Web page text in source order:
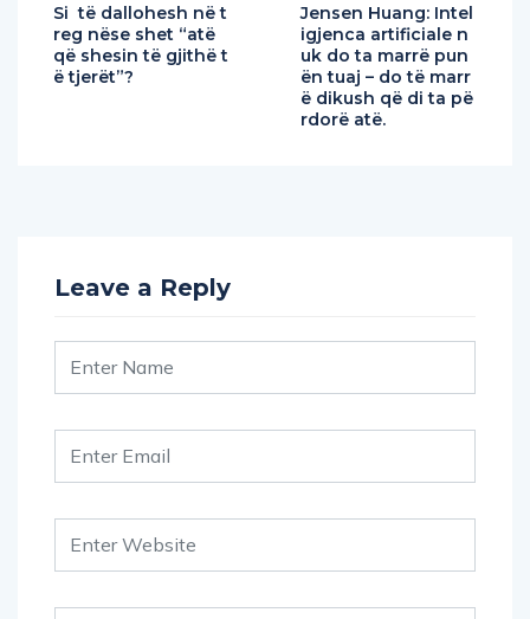
Si të dallohesh në t
reg nëse shet “atë
që shesin të gjithë t
ë tjerët”?
Jensen Huang: Intel
igjenca artificiale n
uk do ta marrë pun
ën tuaj – do të marr
ë dikush që di ta pë
rdorë atë.
Leave a Reply